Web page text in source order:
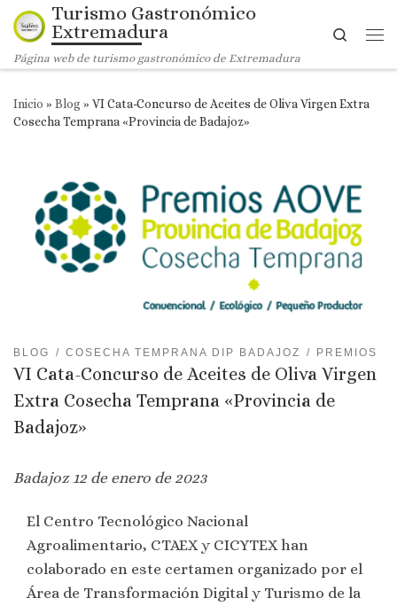
Saltar al contenido
Turismo Gastronómico
Extremadura
Página web de turismo gastronómico de Extremadura
Search
Inicio » Blog » VI Cata-Concurso de Aceites de Oliva Virgen Extra
Cosecha Temprana «Provincia de Badajoz»
BLOG COSECHA TEMPRANA DIP BADAJOZ PREMIOS
VI Cata-Concurso de Aceites de Oliva Virgen
Extra Cosecha Temprana «Provincia de
Badajoz»
Badajoz 12 de enero de 2023
El Centro Tecnológico Nacional
Agroalimentario, CTAEX y CICYTEX han
colaborado en este certamen organizado por el
Área de Transformación Digital y Turismo de la